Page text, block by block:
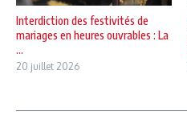
Interdiction des festivités de
mariages en heures ouvrables : La
...
20 juillet 2026